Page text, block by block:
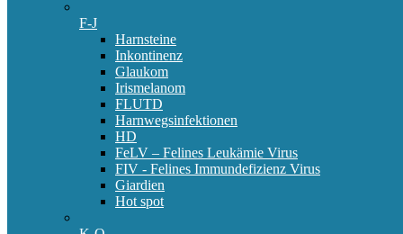
F-J
Harnsteine
Inkontinenz
Glaukom
Irismelanom
FLUTD
Harnwegsinfektionen
HD
FeLV – Felines Leukämie Virus
FIV - Felines Immundefizienz Virus
Giardien
Hot spot